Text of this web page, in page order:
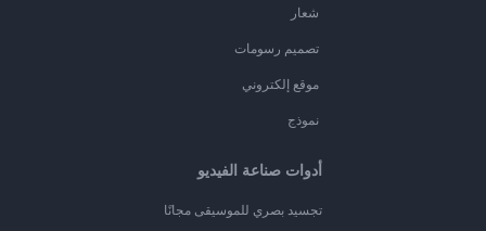
شعار
تصميم رسومات
موقع إلكتروني
نموذج
أدوات صناعة الفيديو
تجسيد بصري للموسيقى مجانًا